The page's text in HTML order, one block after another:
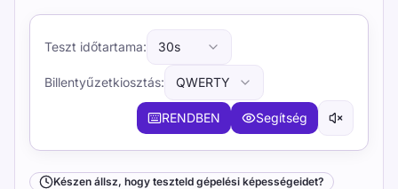
Teszt időtartama: 30s
Billentyűzetkiosztás: QWERTY
RENDBEN Segítség
Készen állsz, hogy teszteld gépelési képességeidet?